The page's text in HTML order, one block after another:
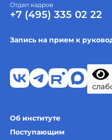
Отдел кадров
+7 (495) 335 02 22
Запись на прием к
Об институте
Поступающим